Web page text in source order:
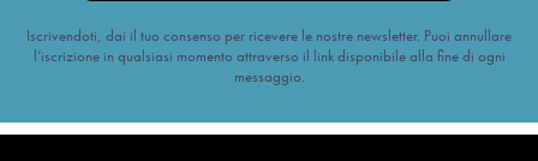
Iscrivendoti, dai il tuo consenso per ricevere le nostre newsletter. Puoi annullare
l’iscrizione in qualsiasi momento attraverso il link disponibile alla fine di ogni
messaggio.